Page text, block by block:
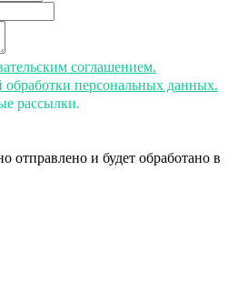
соглашением.
обработки персональных данных.
рассылки.
отправлено и будет обработано в